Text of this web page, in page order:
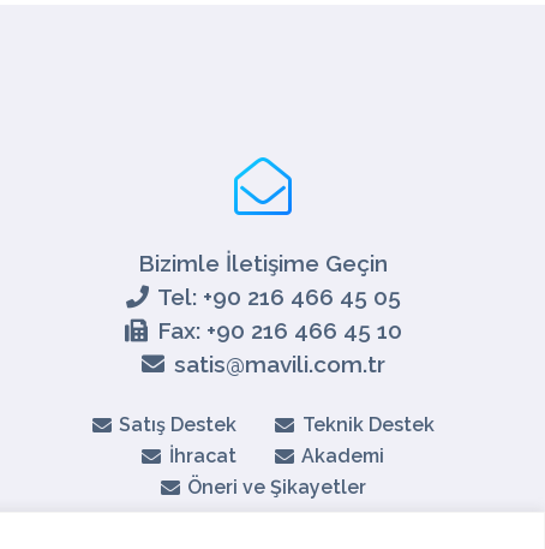
Bizimle İletişime Geçin
Tel: +90 216 466 45 05
Fax: +90 216 466 45 10
satis@mavili.com.tr
Satış Destek
Teknik Destek
İhracat
Akademi
Öneri ve Şikayetler